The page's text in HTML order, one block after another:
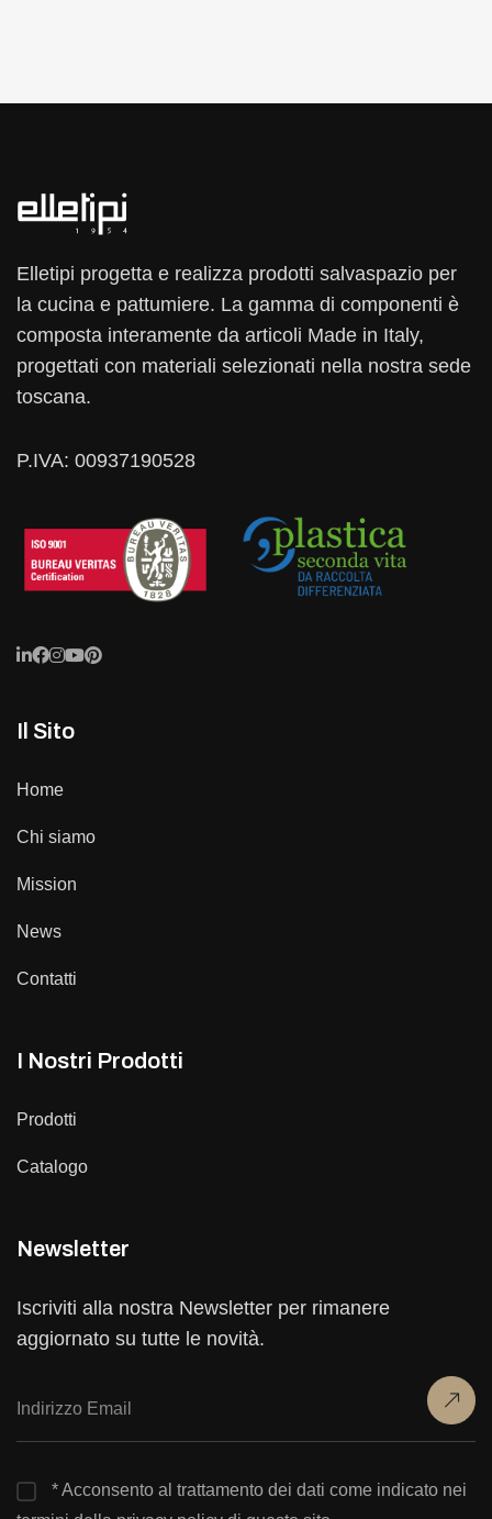
Elletipi progetta e realizza prodotti salvaspazio per
la cucina e pattumiere. La gamma di componenti è
composta interamente da articoli Made in Italy,
progettati con materiali selezionati nella nostra sede
toscana.
P.IVA: 00937190528
Il Sito
Home
Chi siamo
Mission
News
Contatti
I Nostri Prodotti
Prodotti
Catalogo
Newsletter
Iscriviti alla nostra Newsletter per rimanere
aggiornato su tutte le novità.
* Acconsento al trattamento dei dati come indicato nei